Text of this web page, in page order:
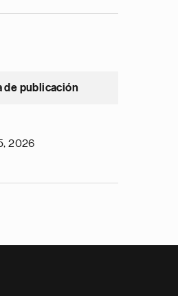
de publicación
2026